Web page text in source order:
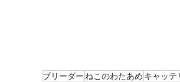
ブリーダー ねこのわたあめ キャッテ